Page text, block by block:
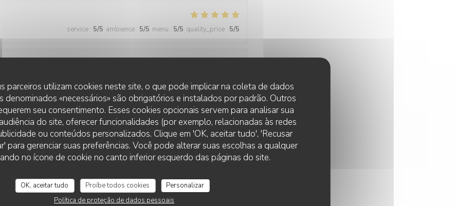
parceiros utilizam cookies neste site, o que pode implicar na coleta de dados
denominados «necessários» são obrigatórios e instalados por padrão. Outros
seu consentimento. Esses cookies opcionais servem para analisar sua
do site, oferecer funcionalidades (por exemplo, relacionadas às redes
ou conteúdos personalizados. Clique em 'OK, aceitar tudo', 'Recusar
para gerenciar suas preferências. Você pode alterar suas escolhas a qualquer
no ícone de cookie no canto inferior esquerdo das páginas do site.
OK, aceitar tudo Proíbe todos cookies
Personalizar
Política de proteção de dados pessoais
service : 5/5 ambience : 5/5 menu : 5/5 quality_price : 5/5
service:5 /5 ambience:5/5 menu: 5 /5 quality_price:5/5
and the food was excellent!